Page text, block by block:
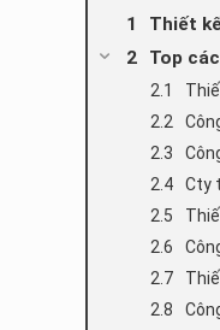
Thiết
Top
Cty